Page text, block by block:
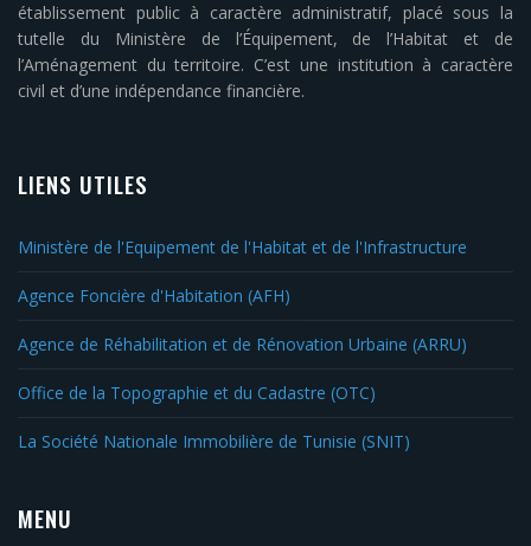
établissement public à caractère administratif, placé sous la
tutelle du Ministère de l’Équipement, de l’Habitat et de
l’Aménagement du territoire. C’est une institution à caractère
civil et d’une indépendance financière.
LIENS UTILES
Ministère de l'Equipement de l'Habitat et de l'Infrastructure
Agence Foncière d'Habitation (AFH)
Agence de Réhabilitation et de Rénovation Urbaine (ARRU)
Office de la Topographie et du Cadastre (OTC)
La Société Nationale Immobilière de Tunisie (SNIT)
MENU